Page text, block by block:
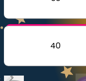
Velg læreplan
40